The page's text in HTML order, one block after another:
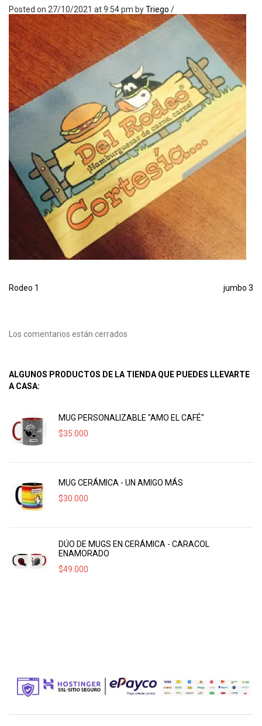
Posted on 27/10/2021 at 9:54 pm byTriego /
Rodeo 1 jumbo 3
Los comentarios están cerrados
ALGUNOS PRODUCTOS DE LA TIENDA QUE PUEDES LLEVARTE
A CASA:
MUG PERSONALIZABLE "AMO EL CAFÉ"
$35.000
MUG CERÁMICA - UN AMIGO MÁS
$30.000
DÚO DE MUGS EN CERÁMICA - CARACOL
ENAMORADO
$49.000